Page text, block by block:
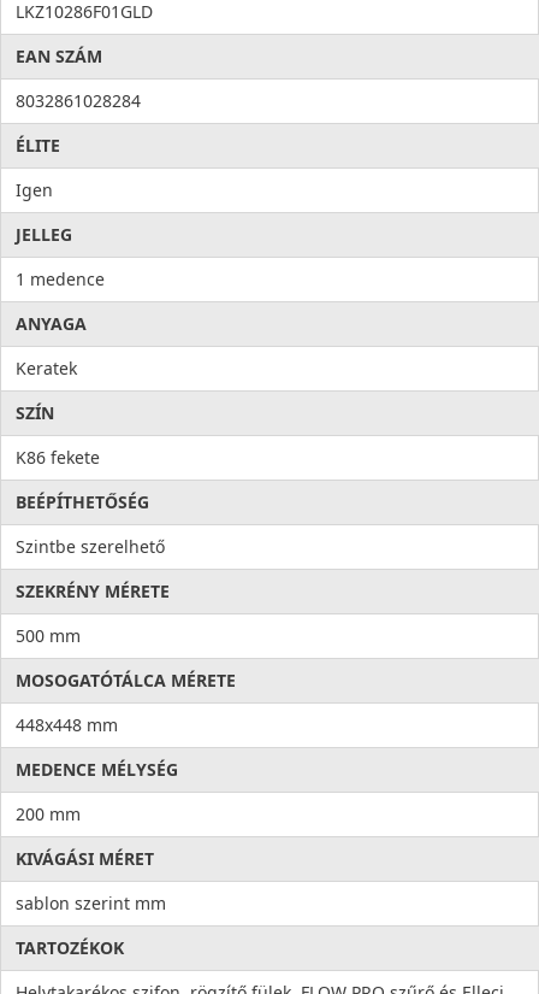
LKZ10286F01GLD
EAN SZÁM
8032861028284
ÉLITE
Igen
JELLEG
1 medence
ANYAGA
Keratek
SZÍN
K86 fekete
BEÉPÍTHETŐSÉG
Szintbe szerelhető
SZEKRÉNY MÉRETE
500 mm
MOSOGATÓTÁLCA MÉRETE
448x448 mm
MEDENCE MÉLYSÉG
200 mm
KIVÁGÁSI MÉRET
sablon szerint mm
TARTOZÉKOK